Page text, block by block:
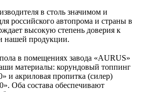
в столь значимом и
российского автопрома и страны в
высокую степень доверия к
нашей продукции.
в помещениях завода «AURUS»
материалы: корундовый топпинг
и акриловая пропитка (силер)
Оба состава обеспечивают